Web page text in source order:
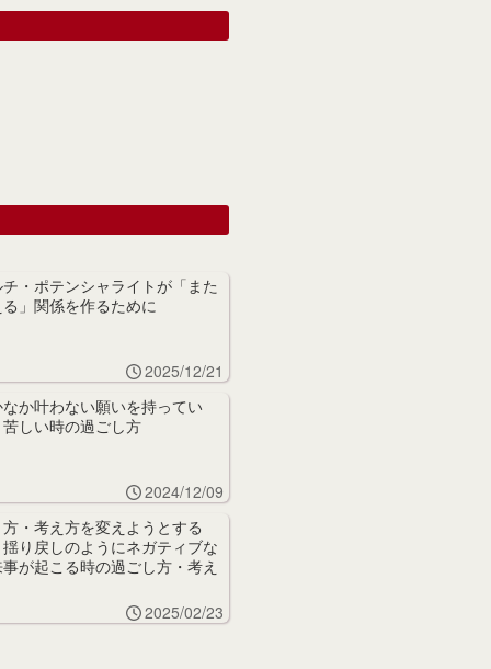
・ポテンシャライトが「また
」関係を作るために
2025/12/21
なか叶わない願いを持ってい
苦しい時の過ごし方
2024/12/09
・考え方を変えようとする
揺り戻しのようにネガティブな
が起こる時の過ごし方・考え
2025/02/23